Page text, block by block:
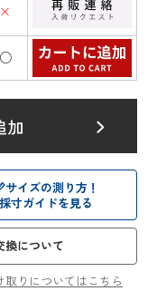
×
○
サイズの測り方！
採寸ガイドを見る
換について
りについてはこちら